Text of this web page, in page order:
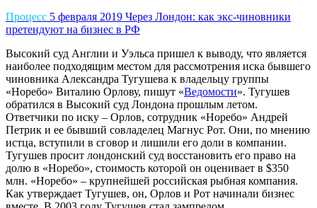
Процесс 5 февраля 2019 Через Лондон: как экс-чиновники
претендуют на бизнес в РФ
Высокий суд Англии и Уэльса пришел к выводу, что является
наиболее подходящим местом для рассмотрения иска бывшего
чиновника Александра Тугушева к владельцу группы
«Норебо» Виталию Орлову, пишут «Ведомости». Тугушев
обратился в Высокий суд Лондона прошлым летом.
Ответчики по иску – Орлов, сотрудник «Норебо» Андрей
Петрик и ее бывший совладелец Магнус Рот. Они, по мнению
истца, вступили в сговор и лишили его доли в компании.
Тугушев просит лондонский суд восстановить его право на
долю в «Норебо», стоимость которой он оценивает в $350
млн. «Норебо» – крупнейшей российская рыбная компания.
Как утверждает Тугушев, он, Орлов и Рот начинали бизнес